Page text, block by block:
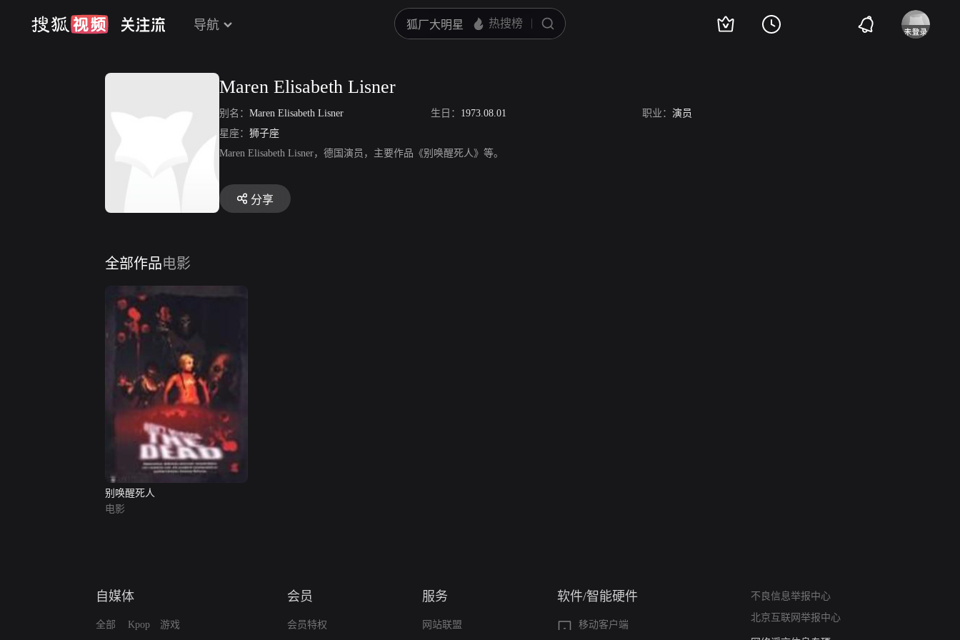
导航
Maren Elisabeth Lisner
别名： Maren Elisabeth Lisner 生日： 1973.08.01 职业： 演员
星座： 狮子座
Maren Elisabeth Lisner，德国演员，主要作品《别唤醒死人》等。
分享
全部作品电影
别唤醒死人
电影
自媒体
全部 Kpop 游戏
会员
会员特权
服务
网站联盟
软件/智能硬件
移动客户端
不良信息举报中心
北京互联网举报中心
亚运会举报专区
涉历史虚无举报